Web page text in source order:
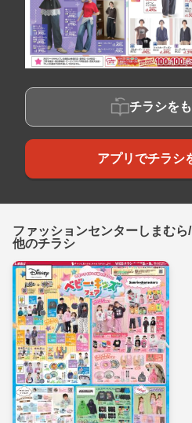
チラシを
アプリでチラシ
ファッションセンターしまむ
他のチラシ